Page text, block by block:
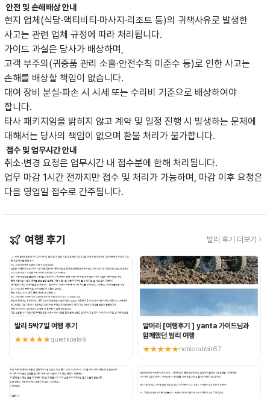
안전 및 손해배상 안내
현지 업체(식당·액티비티·마사지·리조트 등)의 귀책사유로 발생한
사고는 관련 업체 규정에 따라 처리됩니다.
가이드 과실은 당사가 배상하며,
고객 부주의(귀중품 관리 소홀·안전수칙 미준수 등)로 인한 사고는
손해를 배상할 책임이 없습니다.
대여 장비 분실·파손 시 시세 또는 수리비 기준으로 배상하여야
합니다.
타사 패키지임을 밝히지 않고 계약 및 일정 진행 시 발생하는 문제에
대해서는 당사의 책임이 없으며 환불 처리가 불가합니다.
접수 및 업무시간 안내
취소·변경 요청은 업무시간 내 접수분에 한해 처리됩니다.
업무 마감 1시간 전까지만 접수 및 처리가 가능하며, 마감 이후 요청은
다음 영업일 접수로 간주됩니다.
여행 후기 발리 후기 더보기 ›
발리 5박7일 여행 후기
★★★★★quietkoala9
말머리 [여행후기 ] yanta 가이드님과
함께했던 발리 여행
★★★★★noblerabbit67